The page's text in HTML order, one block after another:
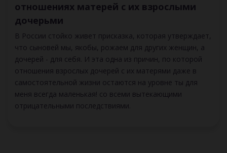
отношениях матерей с их взрослыми
дочерьми
В России стойко живет присказка, которая утверждает,
что сыновей мы, якобы, рожаем для других женщин, а
дочерей - для себя. И эта одна из причин, по которой
отношения взрослых дочерей с их матерями даже в
самостоятельной жизни остаются на уровне ты для
меня всегда маленькая! со всеми вытекающими
отрицательными последствиями.